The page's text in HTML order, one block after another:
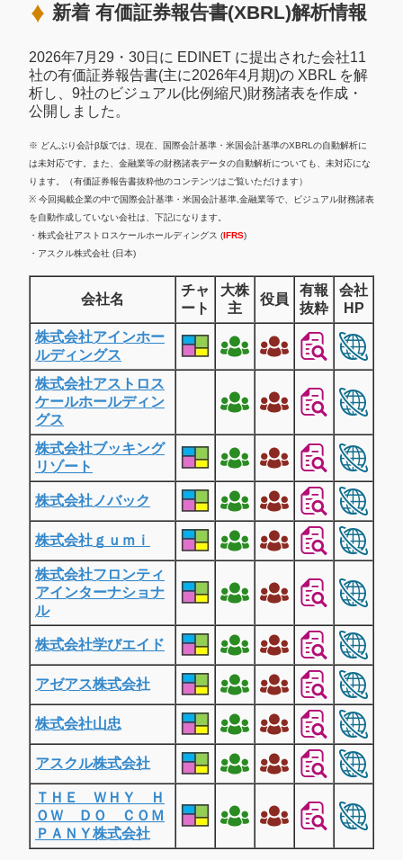
新着 有価証券報告書(XBRL)解析情報
2026年7月29・30日に EDINET に提出された会社11
社の有価証券報告書(主に2026年4月期)の XBRL を解
析し、9社のビジュアル(比例縮尺)財務諸表を作成・
公開しました。
※ どんぶり会計β版では、現在、国際会計基準・米国会計基準のXBRLの自動解析に
は未対応です。また、金融業等の財務諸表データの自動解析についても、未対応にな
ります。（有価証券報告書抜粋他のコンテンツはご覧いただけます）
※ 今回掲載企業の中で国際会計基準・米国会計基準,金融業等で、ビジュアル財務諸表
を自動作成していない会社は、下記になります。
・株式会社アストロスケールホールディングス (IFRS)
・アスクル株式会社 (日本)
会社名
チャ
ート
大株
主
役員
有報
抜粋
会社
HP
株式会社アインホー
ルディングス
株式会社アストロス
ケールホールディン
グス
株式会社ブッキング
リゾート
株式会社ノバック
株式会社ｇｕｍｉ
株式会社フロンティ
アインターナショナ
ル
株式会社学びエイド
アゼアス株式会社
株式会社山忠
アスクル株式会社
ＴＨＥ ＷＨＹ Ｈ
ＯＷ ＤＯ ＣＯＭ
ＰＡＮＹ株式会社